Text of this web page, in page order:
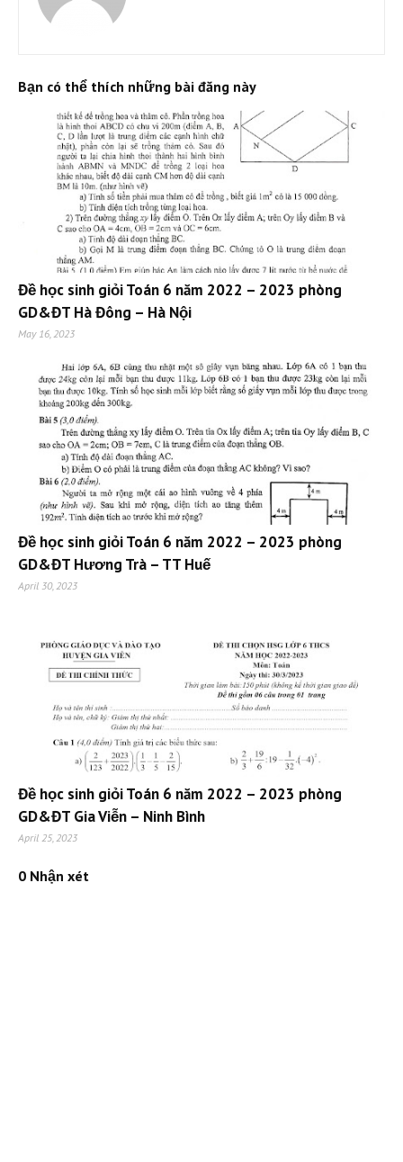
Bạn có thể thích những bài đăng này
Đề học sinh giỏi Toán 6 năm 2022 – 2023 phòng
GD&ĐT Hà Đông – Hà Nội
May 16, 2023
Đề học sinh giỏi Toán 6 năm 2022 – 2023 phòng
GD&ĐT Hương Trà – TT Huế
April 30, 2023
Đề học sinh giỏi Toán 6 năm 2022 – 2023 phòng
GD&ĐT Gia Viễn – Ninh Bình
April 25, 2023
0 Nhận xét